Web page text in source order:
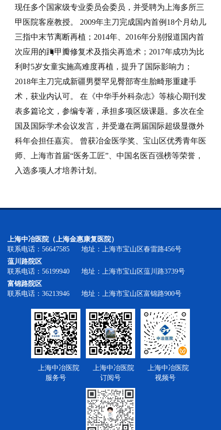
现任多个国家级专业委员会委员，并受聘为上海多所三
甲医院客座教授。 2009年主刀完成国内首例18个月幼儿
三指中末节离断再植；2014年、2016年分别报道国内首
次应用的踇甲瓣修复术及指尖再造术；2017年成功为比
利时5岁女童实施高难度再植，提升了国际影响力；
2018年主刀完成新疆男婴罕见臀部寄生胎畸形重建手
术，获业内认可。 在《中华手外科杂志》等核心期刊发
表多篇论文，参编专著，承担多项区级课题。多次在全
国及国际学术会议发言，并受邀在两届国际超级显微外
科年会担任嘉宾。 曾获冶金医学奖、宝山区优秀青年医
师、上海市首届“医务工匠”、中国名医百强榜等荣誉，
入选多项人才培养计划。
上海中冶医院（上海金惠康复医院）
联系电话：56647585 地址：上海市宝山区春雷路456号
蕰川路院区
联系电话：56199940 地址：上海市宝山区蕰川路3739号
富锦路院区
联系电话：36213946 地址：上海市宝山区富锦路900号
上海中冶医院
服务号
上海中冶医院
订阅号
上海中冶医院
视频号